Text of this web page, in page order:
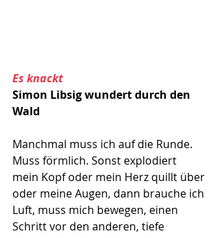
Es knackt
Simon Libsig wundert durch den
Wald
Manchmal muss ich auf die Runde.
Muss förmlich. Sonst explodiert
mein Kopf oder mein Herz quillt über
oder meine Augen, dann brauche ich
Luft, muss mich bewegen, einen
Schritt vor den anderen, tiefe